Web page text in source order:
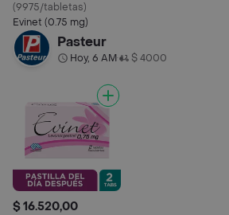
(9975/tabletas)
Evinet (0.75 mg)
Pasteur
Hoy, 6 AM• $ 4000
$ 16.520,00